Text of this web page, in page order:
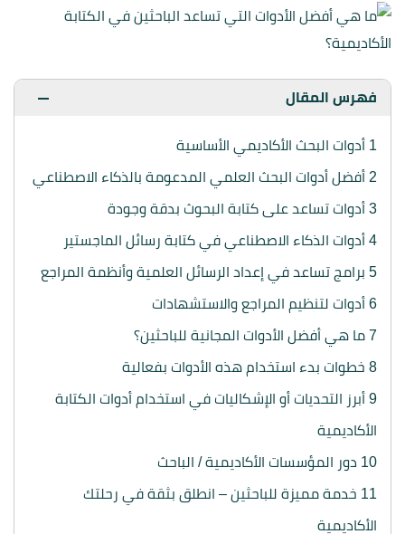
فهرس المقال
1 أدوات البحث الأكاديمي الأساسية
2 أفضل أدوات البحث العلمي المدعومة بالذكاء الاصطناعي
3 أدوات تساعد على كتابة البحوث بدقة وجودة
4 أدوات الذكاء الاصطناعي في كتابة رسائل الماجستير
5 برامج تساعد في إعداد الرسائل العلمية وأنظمة المراجع
6 أدوات لتنظيم المراجع والاستشهادات
7 ما هي أفضل الأدوات المجانية للباحثين؟
8 خطوات بدء استخدام هذه الأدوات بفعالية
9 أبرز التحديات أو الإشكاليات في استخدام أدوات الكتابة
الأكاديمية
10 دور المؤسسات الأكاديمية / الباحث
11 خدمة مميزة للباحثين – انطلق بثقة في رحلتك
الأكاديمية